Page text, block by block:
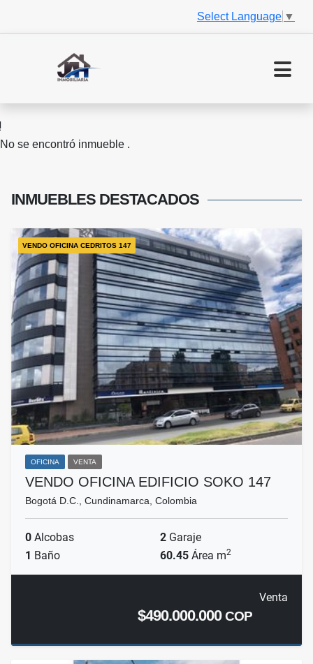
Select Language ▼
No se encontró inmueble .
INMUEBLES DESTACADOS
VENDO OFICINA CEDRITOS 147
OFICINA VENTA
VENDO OFICINA EDIFICIO SOKO 147
Bogotá D.C., Cundinamarca, Colombia
0 Alcobas 2 Garaje
1 Baño 60.45 Área m2
Venta
$490.000.000COP